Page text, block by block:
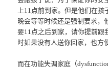
上11点前到家。但是他们在
晚会等等时候还是强制要求，
要11点之后到家，请你提前跟
时如果没有人送你回家，也方
而在功能失调家庭（